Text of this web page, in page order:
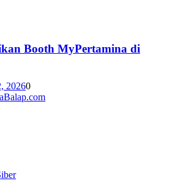
Booth MyPertamina di
20260